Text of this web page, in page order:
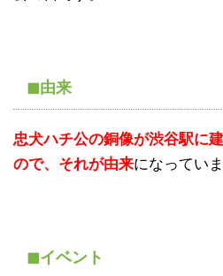
◼由来
忠犬ハチ公の銅像が渋谷駅に
ので、それが由来になっていま
◼イベント